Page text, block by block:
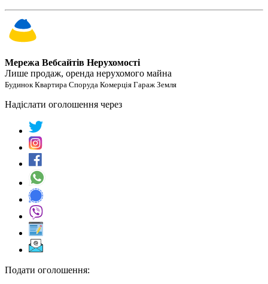
Мережа Вебсайтів Нерухомості
Лише продаж, оренда нерухомого майна
Будинок Квартира Споруда Комерція Гараж Земля
Надіслати оголошення через
Подати оголошення: